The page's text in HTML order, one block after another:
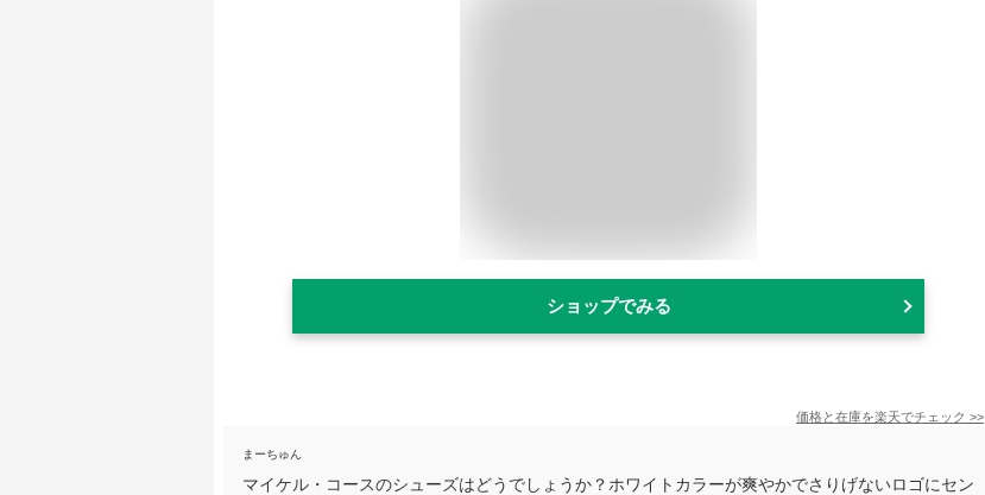
ショップでみる
価格と在庫を楽天でチェック >>
まーちゅん
マイケル・コースのシューズはどうでしょうか？ホワイトカラーが爽やかでさりげないロゴにセン